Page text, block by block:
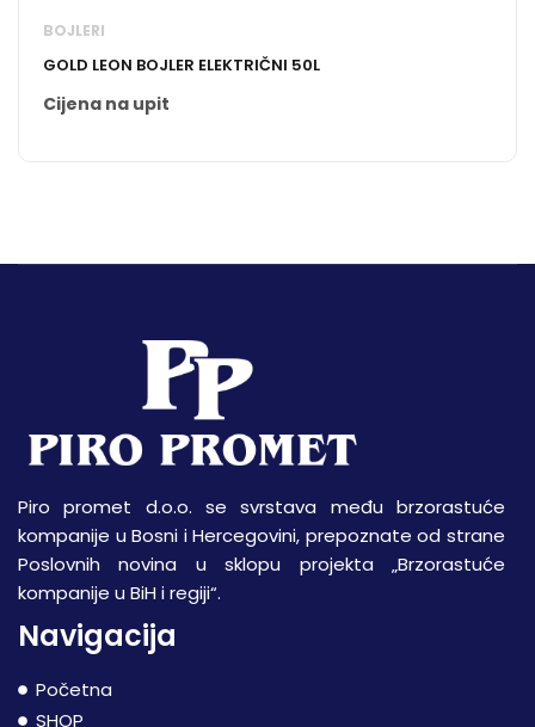
BOJLERI
GOLD LEON BOJLER ELEKTRIČNI 50L
Cijena na upit
Piro promet d.o.o. se svrstava među brzorastuće
kompanije u Bosni i Hercegovini, prepoznate od strane
Poslovnih novina u sklopu projekta „Brzorastuće
kompanije u BiH i regiji“.
Navigacija
Početna
SHOP